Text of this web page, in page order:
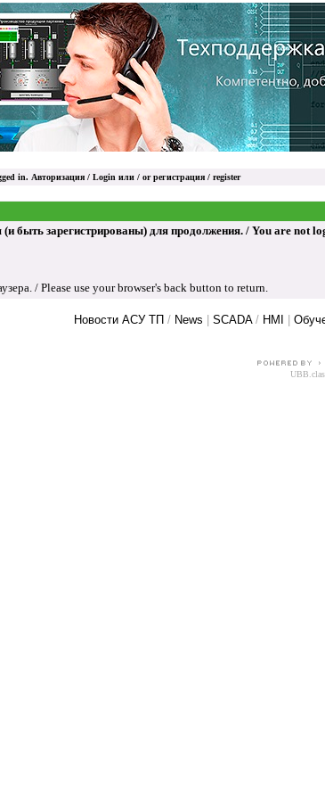
in. Авторизация / Login или / orрегистрация / register
быть зарегистрированы) для продолжения. / You are not
/ Please use your browser's back button to return.
Новости АСУ ТП / News SCADA/ HMI